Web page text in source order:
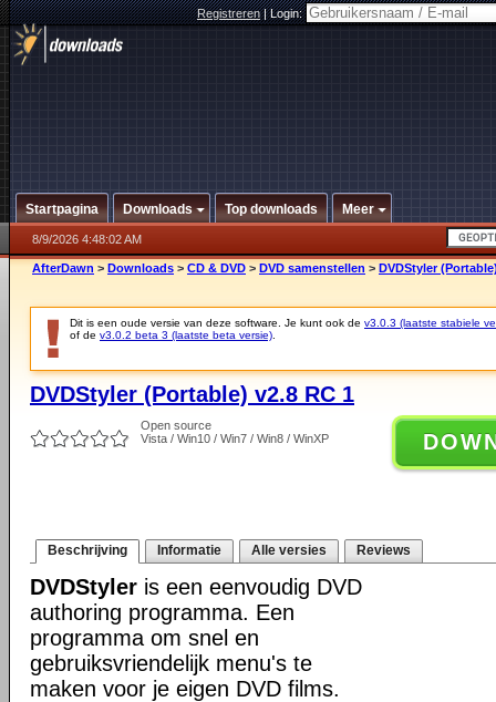
Registreren|Login:
Startpagina Downloads Top downloads Meer
8/9/2026 4:48:02 AM
AfterDawn > Downloads > CD & DVD > DVD samenstellen > DVDStyler
Dit is een oude versie van deze software. Je kunt ook de v3.0.3 (laatste stabiele
of de v3.0.2 beta 3 (laatste beta versie)
DVDStyler (Portable) v2.8 RC 1
Open source
Vista / Win10 / Win7 / Win8 / WinXP
Beschrijving Informatie Alle versies Reviews
DVDStyler is een eenvoudig DVD
authoring programma. Een
programma om snel en
gebruiksvriendelijk menu's te
maken voor je eigen DVD films.